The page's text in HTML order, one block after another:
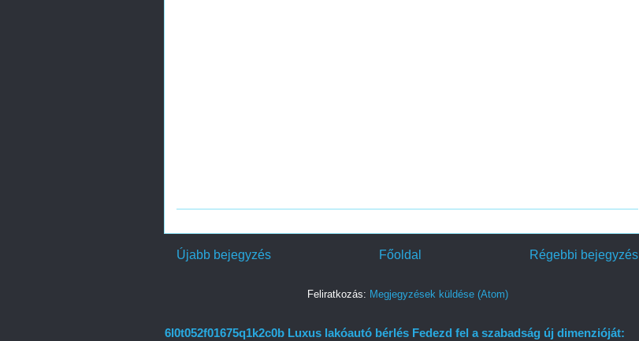
Újabb bejegyzés Régebbi bejegyzés
Főoldal
Feliratkozás: Megjegyzések küldése (Atom)
6l0t052f01675q1k2c0b Luxus lakóautó bérlés Fedezd fel a szabadság új dimenzióját: